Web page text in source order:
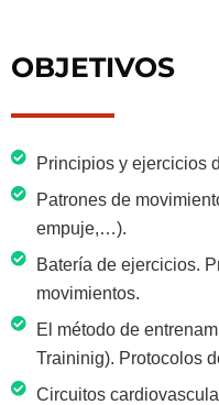
OBJETIVOS
Principios y ejercicios
Patrones de
empuje,…).
Batería de ejercicios.
movimientos.
El método de
Traininig). Protocolos
Circuitos